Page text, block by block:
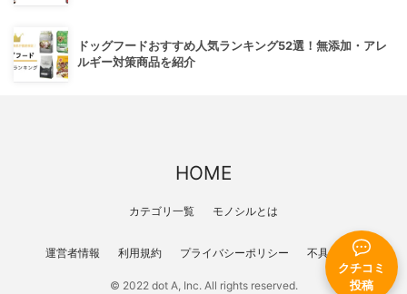
クチコミ
投稿
ドッグフードおすすめ人気ランキング52選！無添加・アレ
ルギー対策商品を紹介
HOME
カテゴリ一覧 モノシルとは
運営者情報 利用規約 プライバシーポリシー 不具合報告
© 2022 dot A, Inc. All rights reserved.